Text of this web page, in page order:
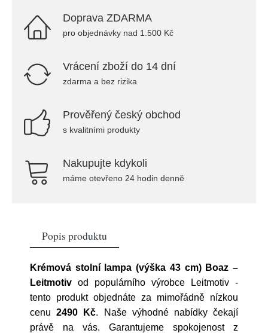
Doprava ZDARMA
pro objednávky nad 1.500 Kč
Vrácení zboží do 14 dní
zdarma a bez rizika
Prověřený český obchod
s kvalitními produkty
Nakupujte kdykoli
máme otevřeno 24 hodin denně
Popis produktu
Krémová stolní lampa (výška 43 cm) Boaz –
Leitmotiv od populárního výrobce Leitmotiv -
tento produkt objednáte za mimořádně nízkou
cenu2490 Kč. Naše výhodné nabídky čekají
právě na vás. Garantujeme spokojenost z